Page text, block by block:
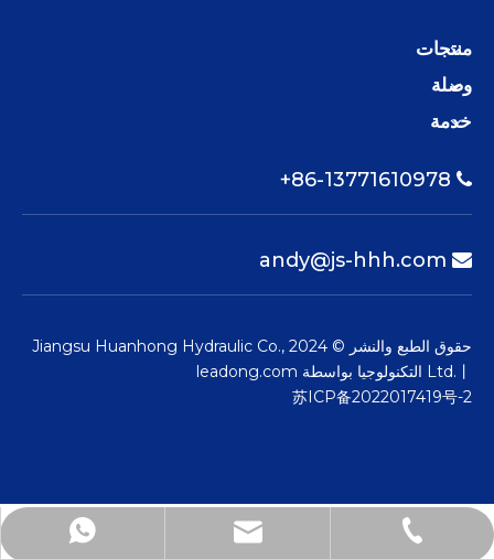
منتجات
وصلة
خدمة


حقوق الطبع والنشر © 2024 Jiangsu Huanhong Hydraulic Co.,
Ltd.丨 التكنولوجيا بواسطة
leadong.com
苏ICP备2022017419号-2
+86-13771610978
andy@js-hhh.com
+86-13771610978